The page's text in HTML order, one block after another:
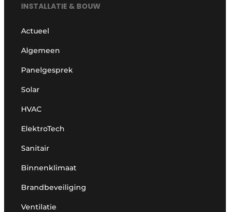
INSTALLATIE & BOUW
Actueel
Algemeen
Panelgesprek
Solar
HVAC
ElektroTech
Sanitair
Binnenklimaat
Brandbeveiliging
Ventilatie